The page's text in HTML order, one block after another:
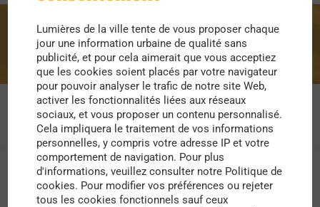
Statue
Lumières de la ville tente de vous proposer chaque
jour une information urbaine de qualité sans
publicité, et pour cela aimerait que vous acceptiez
que les cookies soient placés par votre navigateur
pour pouvoir analyser le trafic de notre site Web,
activer les fonctionnalités liées aux réseaux
sociaux, et vous proposer un contenu personnalisé.
Cela impliquera le traitement de vos informations
personnelles, y compris votre adresse IP et votre
comportement de navigation. Pour plus
d'informations, veuillez consulter notre Politique de
cookies. Pour modifier vos préférences ou rejeter
tous les cookies fonctionnels sauf ceux